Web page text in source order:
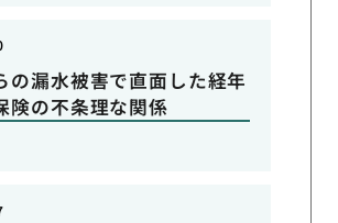
の漏水被害で直面した経年
険の不条理な関係